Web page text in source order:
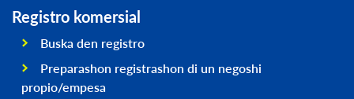
Registro komersial
Buska den registro
Preparashon registrashon di un negoshi
propio/empesa